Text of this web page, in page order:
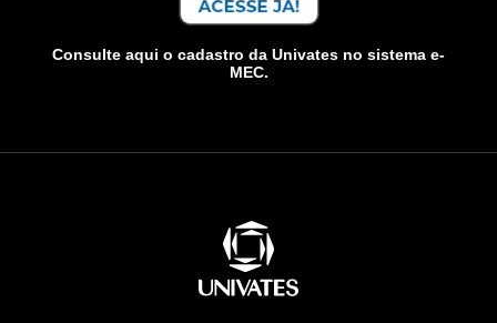
Consulte aqui o cadastro da Univates no sistema e-
MEC.